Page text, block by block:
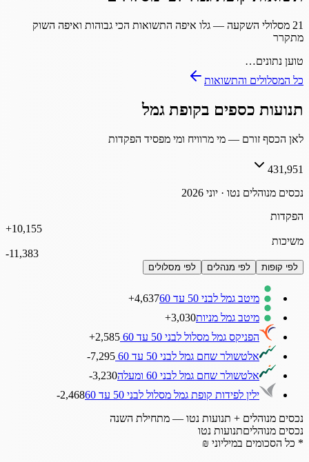
21 מסלולי השקעה — גלו איפה התשואות הכי גבוהות ואיפה השוק
מתקרר
טוען נתונים…
כל המסלולים והתשואות
תנועות כספים בקופת גמל
לאן הכסף זורם — מי מרוויח ומי מפסיד הפקדות
431,951
נכסים מנוהלים נטו · יוני 2026
הפקדות
+10,155
משיכות
-11,383
לפי קופות לפי מנהלים לפי מסלולים
מיטב גמל לבני 50 עד 60 +4,637
מיטב גמל מניות
+3,030
הפניקס גמל מסלול לבני 50 עד 60
+2,585
אלטשולר שחם גמל לבני 50 עד 60
-7,295
אלטשולר שחם גמל לבני 60 ומעלה
-3,230
ילין לפידות קופת גמל מסלול לבני 50 עד 60
-2,468
נכסים מנוהלים + תנועות נטו — מתחילת השנה
נכסים מנוהליםתנועות נטו
* כל הסכומים במיליוני ₪